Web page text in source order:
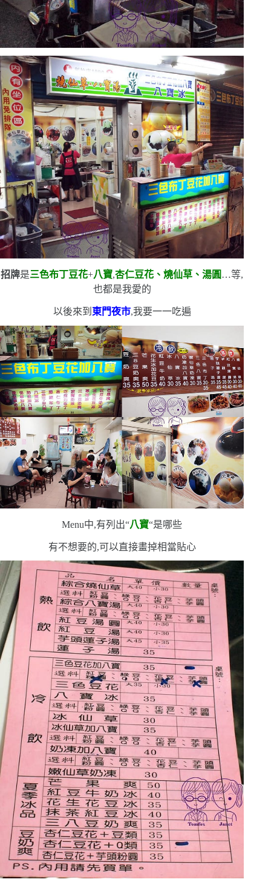
招牌是三色布丁豆花+八寶,杏仁豆花、燒仙草、湯圓…等,
也都是我愛的
以後來到 東門夜市,我要一一吃遍
Menu中,有列出“八寶“是哪些
有不想要的,可以直接畫掉相當貼心